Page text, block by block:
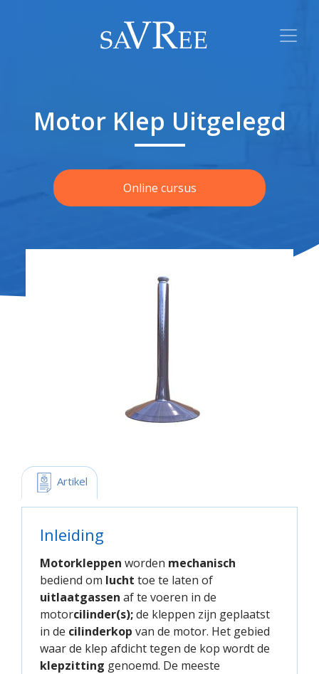
Motor Klep Uitgelegd
Online cursus
Artikel
Inleiding
Motorkleppen worden mechanisch
bediend om lucht toe te laten of
uitlaatgassen af te voeren in de
motorcilinder(s);de kleppen zijn geplaatst
in de cilinderkop van de motor. Het gebied
waar de klep afdicht tegen de kop wordt de
klepzitting genoemd. De meeste